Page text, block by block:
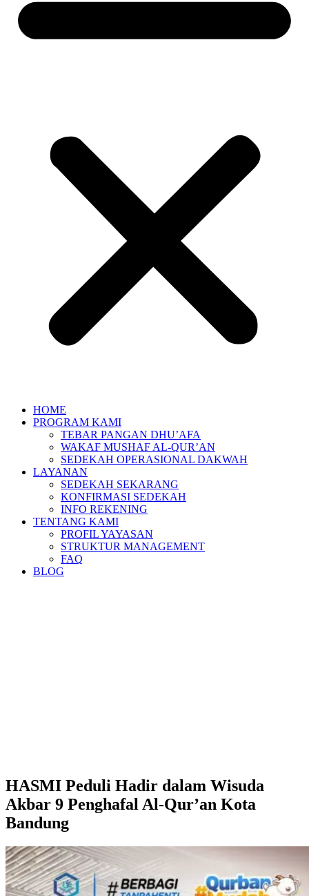
HOME
PROGRAM KAMI
TEBAR PANGAN DHU’AFA
WAKAF MUSHAF AL-QUR’AN
SEDEKAH OPERASIONAL DAKWAH
LAYANAN
SEDEKAH SEKARANG
KONFIRMASI SEDEKAH
INFO REKENING
TENTANG KAMI
PROFIL YAYASAN
STRUKTUR MANAGEMENT
FAQ
BLOG
HASMI Peduli Hadir dalam Wisuda
Akbar 9 Penghafal Al-Qur’an Kota
Bandung